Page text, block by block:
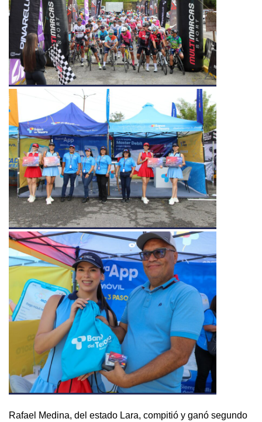
Rafael Medina, del estado Lara, compitió y ganó segundo